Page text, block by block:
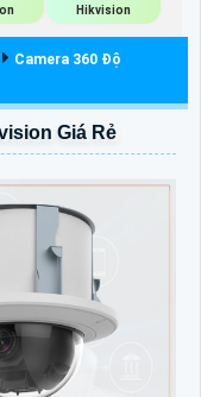
Hikvision
Camera 360 Độ
Giá Rẻ